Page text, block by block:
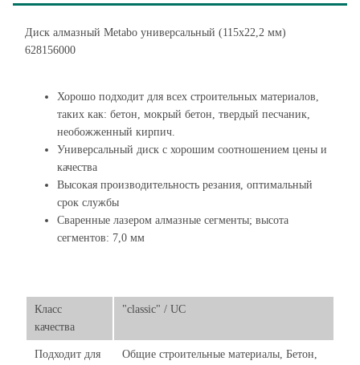
Диск алмазный Metabo универсальный (115х22,2 мм)
628156000
Хорошо подходит для всех строительных материалов,
таких как: бетон, мокрый бетон, твердый песчаник,
необожженный кирпич.
Универсальный диск с хорошим соотношением цены и
качества
Высокая производительность резания, оптимальный
срок службы
Сваренные лазером алмазные сегменты; высота
сегментов: 7,0 мм
Класс
качества
"classic" / UC
Подходит для
Общие строительные материалы, Бетон,